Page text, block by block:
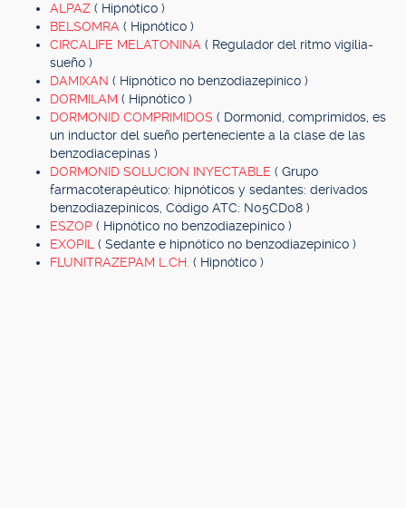
ALPAZ ( Hipnótico )
BELSOMRA ( Hipnótico )
CIRCALIFE MELATONINA ( Regulador del ritmo vigilia-
sueño )
DAMIXAN ( Hipnótico no benzodiazepínico )
DORMILAM ( Hipnótico )
DORMONID COMPRIMIDOS ( Dormonid, comprimidos, es
un inductor del sueño perteneciente a la clase de las
benzodiacepinas )
DORMONID SOLUCION INYECTABLE ( Grupo
farmacoterapéutico: hipnóticos y sedantes: derivados
benzodiazepínicos, Código ATC: N05CD08 )
ESZOP ( Hipnótico no benzodiazepínico )
EXOPIL ( Sedante e hipnótico no benzodiazepínico )
FLUNITRAZEPAM L.CH. ( Hipnótico )